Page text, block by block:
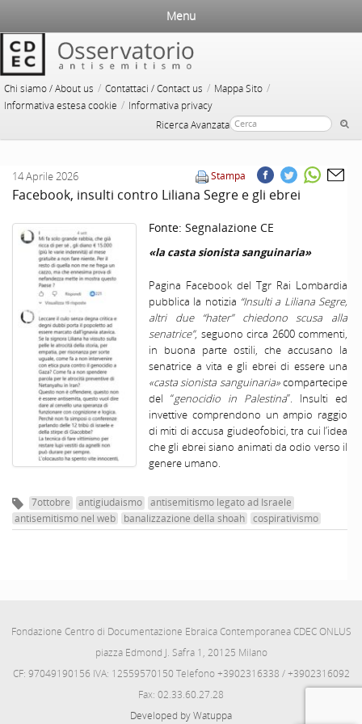
Chi siamo / About us / Contattaci / Contact us / Mappa Sito /
Informativa estesa cookie / Informativa privacy
Ricerca Avanzata
Menu
Stampa
14 Aprile 2026
Facebook, insulti contro Liliana Segre e gli ebrei
Fonte: Segnalazione CE
«la casta sionista sanguinaria»
Pagina Facebook del Tgr Rai Lombardia
pubblica la notizia “Insulti a Liliana Segre,
altri due “hater” chiedono scusa alla
senatrice”, seguono circa 2600 commenti,
in buona parte ostili, che accusano la
senatrice a vita e gli ebrei di essere una
«casta sionista sanguinaria»compartecipe
del “genocidio in Palestina”. Insulti ed
invettive comprendono un ampio raggio
di miti di accusa giudeofobici, tra cui l’idea
che gli ebrei siano animati da odio verso il
genere umano.
7ottobre antigiudaismo
antisemitismo legato ad Israele
antisemitismo nel web
banalizzazione della shoah cospirativismo
Fondazione Centro di Documentazione Ebraica Contemporanea CDEC ONLUS
piazza Edmond J. Safra 1, 20125 Milano
CF: 97049190156 IVA: 12559570150 Telefono +3902316338 / +3902316092
Fax: 02.33.60.27.28
Developed by Watuppa